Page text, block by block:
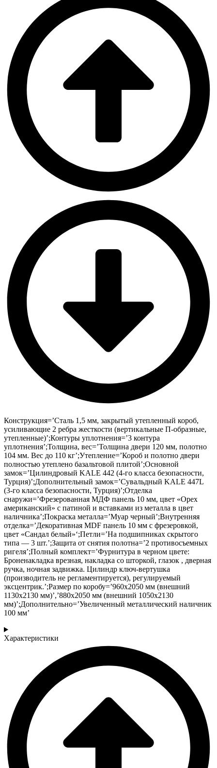
Конструкция=’Сталь 1,5 мм, закрытый утепленный короб,
усиливающие 2 ребра жесткости (вертикальные П-образные,
утепленные)’;Контуры уплотнения=’3 контура
уплотнения’;Толщина, вес=’Толщина двери 120 мм, полотно
104 мм. Вес до 110 кг’;Утепление=’Короб и полотно двери
полностью утеплено базальтовой плитой’;Основной
замок=’Цилиндровый KALE 442 (4-го класса безопасности,
Турция)’;Дополнительный замок=’Сувальдный KALE 447L
(3-го класса безопасности, Турция)’;Отделка
снаружи=’Фрезерованная МДФ панель 10 мм, цвет «Орех
американский» с патиной и вставками из металла в цвет
наличника’;Покраска металла=’Муар черный’;Внутренняя
отделка=’Декоративная MDF панель 10 мм с фрезеровкой,
цвет «Сандал белый»‘;Петли=’На подшипниках скрытого
типа — 3 шт.’;Защита от снятия полотна=’2 противосъемных
ригеля’;Полный комплект=’Фурнитура в черном цвете:
Броненакладка врезная, накладка со шторкой, глазок , дверная
ручка, ночная задвижка. Цилиндр ключ-вертушка
(производитель не регламентируется), регулируемый
эксцентрик.’;Размер по коробу=’960х2050 мм (внешний
1130х2130 мм)’,’880х2050 мм (внешний 1050х2130
мм)’;Дополнительно=’Увеличенный металлический наличник
100 мм’
Характеристики